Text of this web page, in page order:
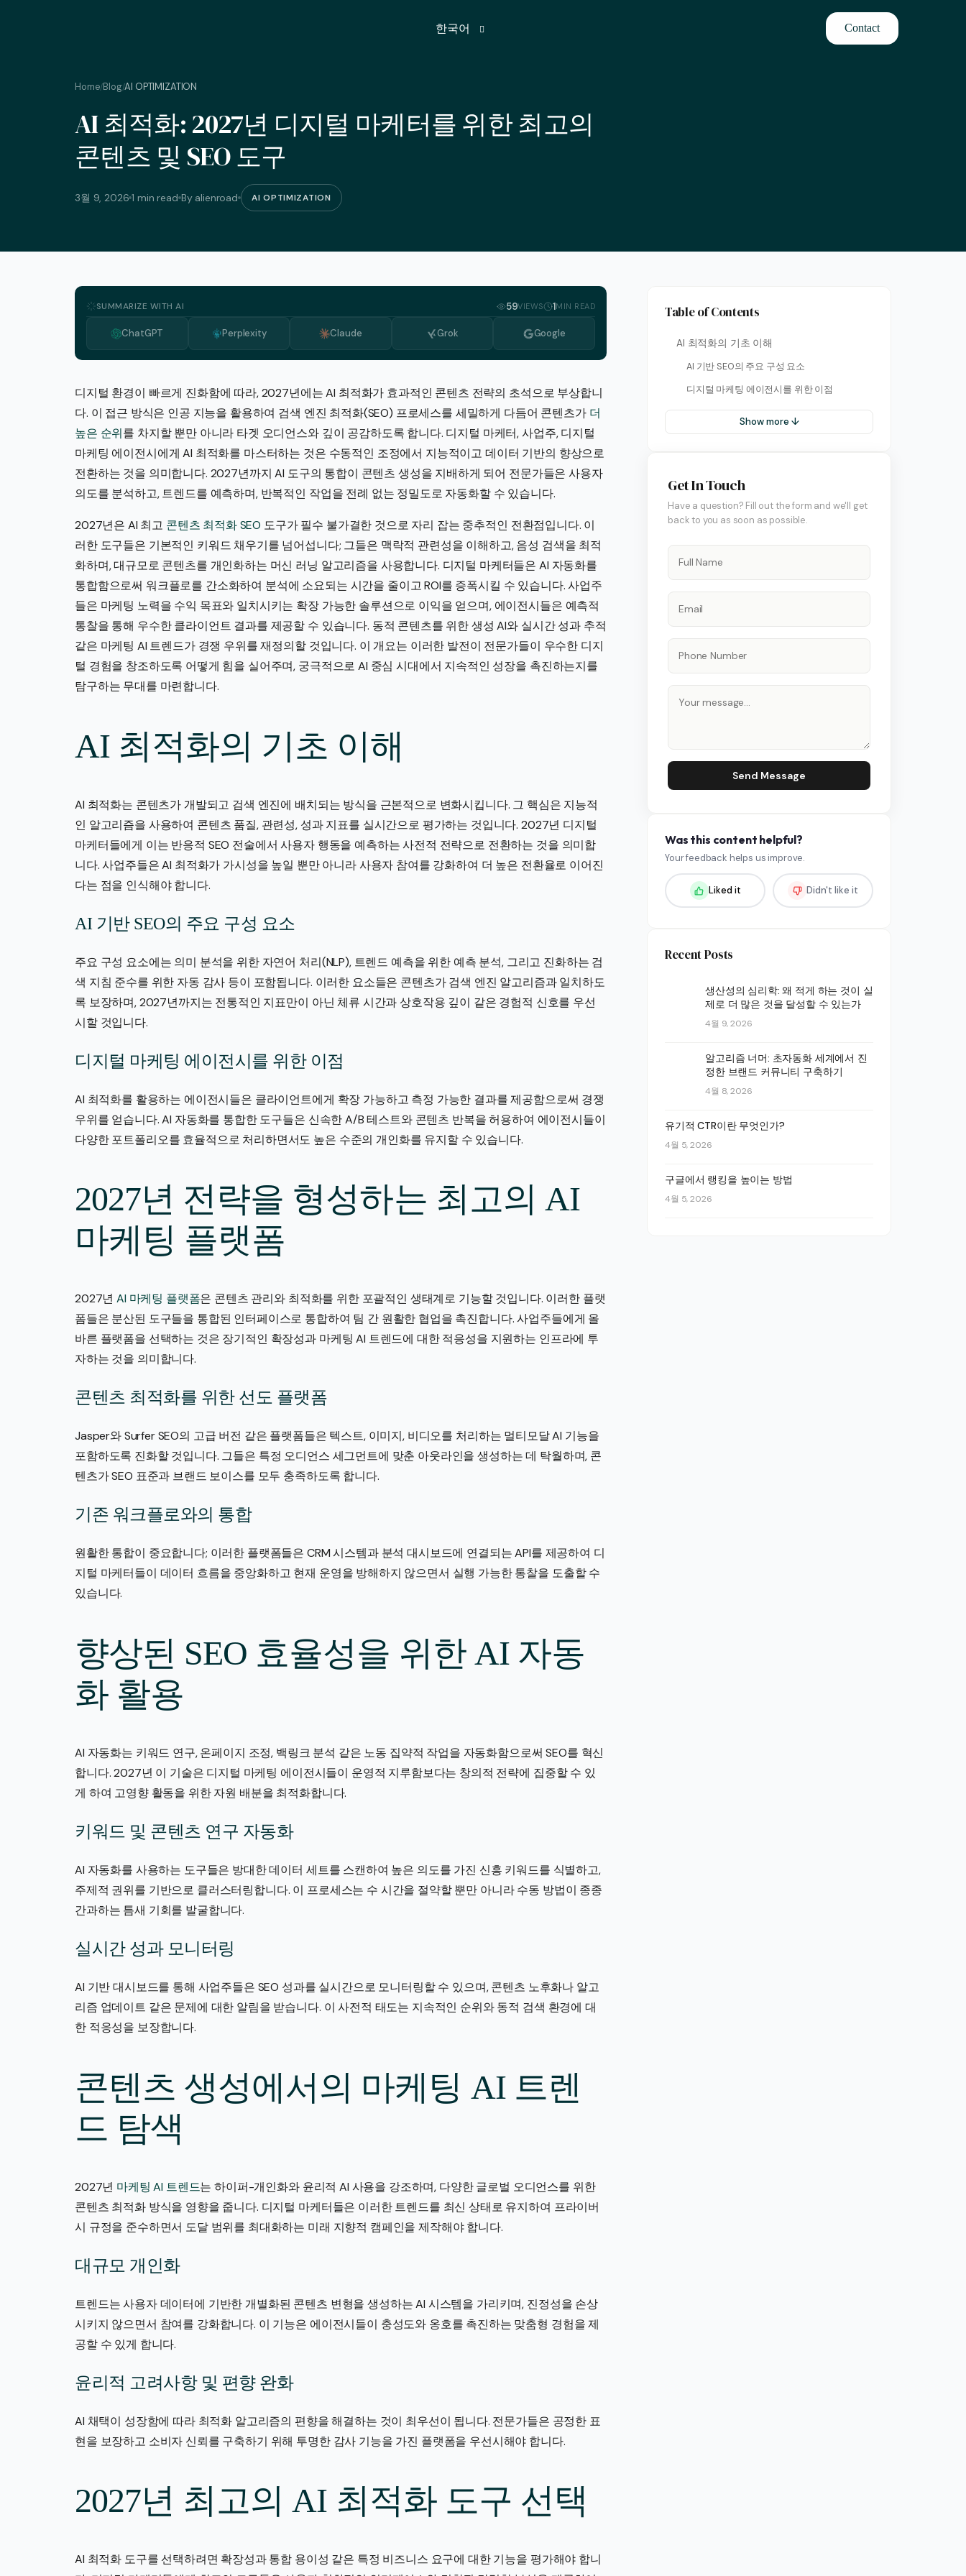
한국어
불어
터어키어
Azerbaijani
불가리아어
화란어
그리스어
이태리어
마케도니아어
포르투갈 포르투갈어
로마니아어
세르비아어
스웨덴어
Contact
Home/Blog/AI OPTIMIZATION
AI 최적화: 2027년 디지털 마케터를 위한 최고의
콘텐츠 및 SEO 도구
3월 9, 2026 1 min read By alienroad AI OPTIMIZATION
SUMMARIZE WITH AI 59VIEWS 1MIN READ
ChatGPT Perplexity Claude Grok Google
디지털 환경이 빠르게 진화함에 따라, 2027년에는 AI 최적화가 효과적인 콘텐츠 전략의 초석으로 부상합니
다. 이 접근 방식은 인공 지능을 활용하여 검색 엔진 최적화(SEO) 프로세스를 세밀하게 다듬어 콘텐츠가 더
높은 순위를 차지할 뿐만 아니라 타겟 오디언스와 깊이 공감하도록 합니다. 디지털 마케터, 사업주, 디지털
마케팅 에이전시에게 AI 최적화를 마스터하는 것은 수동적인 조정에서 지능적이고 데이터 기반의 향상으로
전환하는 것을 의미합니다. 2027년까지 AI 도구의 통합이 콘텐츠 생성을 지배하게 되어 전문가들은 사용자
의도를 분석하고, 트렌드를 예측하며, 반복적인 작업을 전례 없는 정밀도로 자동화할 수 있습니다.
2027년은 AI 최고 콘텐츠 최적화 SEO 도구가 필수 불가결한 것으로 자리 잡는 중추적인 전환점입니다. 이
러한 도구들은 기본적인 키워드 채우기를 넘어섭니다; 그들은 맥락적 관련성을 이해하고, 음성 검색을 최적
화하며, 대규모로 콘텐츠를 개인화하는 머신 러닝 알고리즘을 사용합니다. 디지털 마케터들은 AI 자동화를
통합함으로써 워크플로를 간소화하여 분석에 소요되는 시간을 줄이고 ROI를 증폭시킬 수 있습니다. 사업주
들은 마케팅 노력을 수익 목표와 일치시키는 확장 가능한 솔루션으로 이익을 얻으며, 에이전시들은 예측적
통찰을 통해 우수한 클라이언트 결과를 제공할 수 있습니다. 동적 콘텐츠를 위한 생성 AI와 실시간 성과 추적
같은 마케팅 AI 트렌드가 경쟁 우위를 재정의할 것입니다. 이 개요는 이러한 발전이 전문가들이 우수한 디지
털 경험을 창조하도록 어떻게 힘을 실어주며, 궁극적으로 AI 중심 시대에서 지속적인 성장을 촉진하는지를
탐구하는 무대를 마련합니다.
AI 최적화의 기초 이해
AI 최적화는 콘텐츠가 개발되고 검색 엔진에 배치되는 방식을 근본적으로 변화시킵니다. 그 핵심은 지능적
인 알고리즘을 사용하여 콘텐츠 품질, 관련성, 성과 지표를 실시간으로 평가하는 것입니다. 2027년 디지털
마케터들에게 이는 반응적 SEO 전술에서 사용자 행동을 예측하는 사전적 전략으로 전환하는 것을 의미합
니다. 사업주들은 AI 최적화가 가시성을 높일 뿐만 아니라 사용자 참여를 강화하여 더 높은 전환율로 이어진
다는 점을 인식해야 합니다.
AI 기반 SEO의 주요 구성 요소
주요 구성 요소에는 의미 분석을 위한 자연어 처리(NLP), 트렌드 예측을 위한 예측 분석, 그리고 진화하는 검
색 지침 준수를 위한 자동 감사 등이 포함됩니다. 이러한 요소들은 콘텐츠가 검색 엔진 알고리즘과 일치하도
록 보장하며, 2027년까지는 전통적인 지표만이 아닌 체류 시간과 상호작용 깊이 같은 경험적 신호를 우선
시할 것입니다.
디지털 마케팅 에이전시를 위한 이점
AI 최적화를 활용하는 에이전시들은 클라이언트에게 확장 가능하고 측정 가능한 결과를 제공함으로써 경쟁
우위를 얻습니다. AI 자동화를 통합한 도구들은 신속한 A/B 테스트와 콘텐츠 반복을 허용하여 에이전시들이
다양한 포트폴리오를 효율적으로 처리하면서도 높은 수준의 개인화를 유지할 수 있습니다.
2027년 전략을 형성하는 최고의 AI
마케팅 플랫폼
2027년AI 마케팅 플랫폼은 콘텐츠 관리와 최적화를 위한 포괄적인 생태계로 기능할 것입니다. 이러한 플랫
폼들은 분산된 도구들을 통합된 인터페이스로 통합하여 팀 간 원활한 협업을 촉진합니다. 사업주들에게 올
바른 플랫폼을 선택하는 것은 장기적인 확장성과 마케팅 AI 트렌드에 대한 적응성을 지원하는 인프라에 투
자하는 것을 의미합니다.
콘텐츠 최적화를 위한 선도 플랫폼
Jasper와 Surfer SEO의 고급 버전 같은 플랫폼들은 텍스트, 이미지, 비디오를 처리하는 멀티모달 AI 기능을
포함하도록 진화할 것입니다. 그들은 특정 오디언스 세그먼트에 맞춘 아웃라인을 생성하는 데 탁월하며, 콘
텐츠가 SEO 표준과 브랜드 보이스를 모두 충족하도록 합니다.
기존 워크플로와의 통합
원활한 통합이 중요합니다; 이러한 플랫폼들은 CRM 시스템과 분석 대시보드에 연결되는 API를 제공하여 디
지털 마케터들이 데이터 흐름을 중앙화하고 현재 운영을 방해하지 않으면서 실행 가능한 통찰을 도출할 수
있습니다.
향상된 SEO 효율성을 위한 AI 자동
화 활용
AI 자동화는 키워드 연구, 온페이지 조정, 백링크 분석 같은 노동 집약적 작업을 자동화함으로써 SEO를 혁신
합니다. 2027년 이 기술은 디지털 마케팅 에이전시들이 운영적 지루함보다는 창의적 전략에 집중할 수 있
게 하여 고영향 활동을 위한 자원 배분을 최적화합니다.
키워드 및 콘텐츠 연구 자동화
AI 자동화를 사용하는 도구들은 방대한 데이터 세트를 스캔하여 높은 의도를 가진 신흥 키워드를 식별하고,
주제적 권위를 기반으로 클러스터링합니다. 이 프로세스는 수 시간을 절약할 뿐만 아니라 수동 방법이 종종
간과하는 틈새 기회를 발굴합니다.
실시간 성과 모니터링
AI 기반 대시보드를 통해 사업주들은 SEO 성과를 실시간으로 모니터링할 수 있으며, 콘텐츠 노후화나 알고
리즘 업데이트 같은 문제에 대한 알림을 받습니다. 이 사전적 태도는 지속적인 순위와 동적 검색 환경에 대
한 적응성을 보장합니다.
콘텐츠 생성에서의 마케팅 AI 트렌
드 탐색
2027년 마케팅 AI 트렌드는 하이퍼-개인화와 윤리적 AI 사용을 강조하며, 다양한 글로벌 오디언스를 위한
콘텐츠 최적화 방식을 영향을 줍니다. 디지털 마케터들은 이러한 트렌드를 최신 상태로 유지하여 프라이버
시 규정을 준수하면서 도달 범위를 최대화하는 미래 지향적 캠페인을 제작해야 합니다.
대규모 개인화
트렌드는 사용자 데이터에 기반한 개별화된 콘텐츠 변형을 생성하는 AI 시스템을 가리키며, 진정성을 손상
시키지 않으면서 참여를 강화합니다. 이 기능은 에이전시들이 충성도와 옹호를 촉진하는 맞춤형 경험을 제
공할 수 있게 합니다.
윤리적 고려사항 및 편향 완화
AI 채택이 성장함에 따라 최적화 알고리즘의 편향을 해결하는 것이 최우선이 됩니다. 전문가들은 공정한 표
현을 보장하고 소비자 신뢰를 구축하기 위해 투명한 감사 기능을 가진 플랫폼을 우선시해야 합니다.
2027년 최고의 AI 최적화 도구 선택
AI 최적화 도구를 선택하려면 확장성과 통합 용이성 같은 특정 비즈니스 요구에 대한 기능을 평가해야 합니
Table of Contents
AI 최적화의 기초 이해
AI 기반 SEO의 주요 구성 요소
디지털 마케팅 에이전시를 위한 이점
Show more ↓
Get In Touch
Have a question? Fill out the form and we'll get
back to you as soon as possible.
Send Message
Was this content helpful?
Your feedback helps us improve.
Liked it Didn't like it
Recent Posts
생산성의 심리학: 왜 적게 하는 것이 실
제로 더 많은 것을 달성할 수 있는가
4월 9, 2026
알고리즘 너머: 초자동화 세계에서 진
정한 브랜드 커뮤니티 구축하기
4월 8, 2026
유기적 CTR이란 무엇인가?
4월 5, 2026
구글에서 랭킹을 높이는 방법
4월 5, 2026